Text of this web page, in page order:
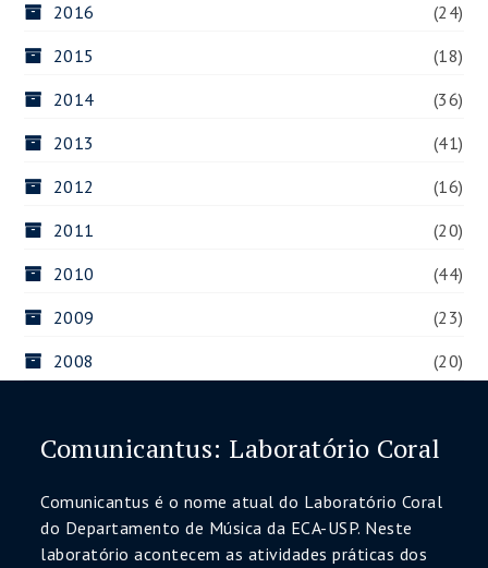
2016
(24)
2015
(18)
2014
(36)
2013
(41)
2012
(16)
2011
(20)
2010
(44)
2009
(23)
2008
(20)
Comunicantus: Laboratório Coral
Comunicantus é o nome atual do Laboratório Coral
do Departamento de Música da ECA-USP. Neste
laboratório acontecem as atividades práticas dos